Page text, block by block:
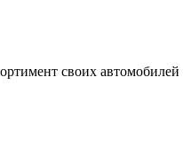
своих